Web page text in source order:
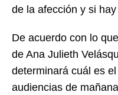
de la afección y si
De acuerdo con lo
de Ana Julieth
determinará cuál es
audiencias de